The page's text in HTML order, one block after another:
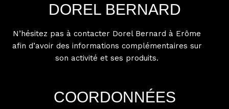
DOREL BERNARD
N’hésitez pas à contacter Dorel Bernard à Erôme
afin d’avoir des informations complémentaires sur
son activité et ses produits.
COORDONNÉES